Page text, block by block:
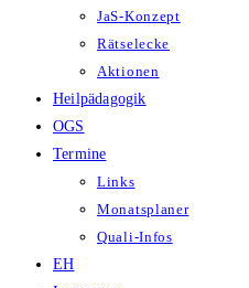
JaS-Konzept
Rätselecke
Aktionen
Heilpädagogik
OGS
Termine
Links
Monatsplaner
Quali-Infos
EH